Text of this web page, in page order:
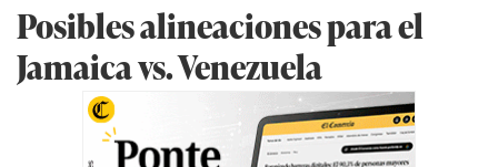
Posibles alineaciones para el
Jamaica vs. Venezuela